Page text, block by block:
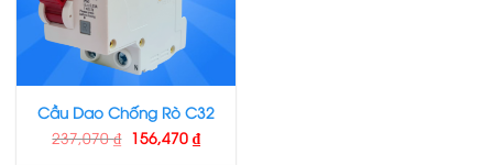
Cầu Dao Chống Rò C32
237,070₫ 156,470 ₫